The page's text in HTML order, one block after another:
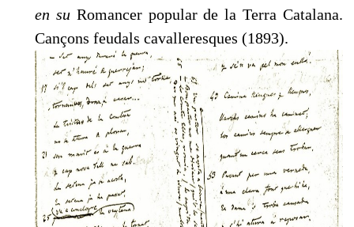
en su Romancer popular de la Terra Ca­talana.
Cançons feudals cavalleresques (1893).